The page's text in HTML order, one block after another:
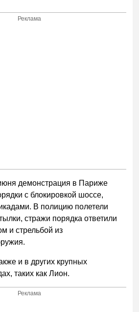
Реклама
демонстрация в Париже
с блокировкой шоссе,
В полицию полетели
стражи порядка ответили
и стрельбой из
и в других крупных
таких как Лион.
Реклама